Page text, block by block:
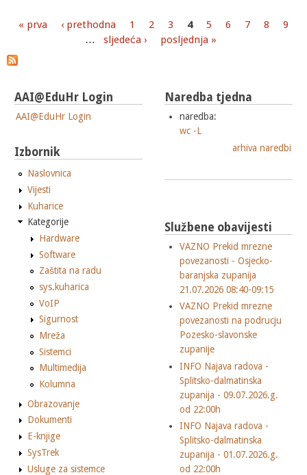
« prva ‹ prethodna 1 2 3 4 5 6 7 8
9
…
sljedeća › posljednja »
AAI@EduHr Login
AAI@EduHr Login
Izbornik
Naslovnica
Vijesti
Kuharice
Kategorije
Hardware
Software
Zaštita na radu
sys.kuharica
VoIP
Sigurnost
Mreža
Sistemci
Multimedija
Kolumna
Obrazovanje
Dokumenti
E-knjige
SysTrek
Usluge za sistemce
Naredba tjedna
naredba:
wc -L
arhiva naredbi
Službene obavijesti
VAZNO Prekid mrezne
povezanosti - Osjecko-
baranjska zupanija
21.07.2026 08:40-09:15
VAZNO Prekid mrezne
povezanosti na podrucju
Pozesko-slavonske
zupanije
INFO Najava radova -
Splitsko-dalmatinska
zupanija - 09.07.2026.g.
od 22:00h
INFO Najava radova -
Splitsko-dalmatinska
zupanija - 01.07.2026.g.
od 22:00h